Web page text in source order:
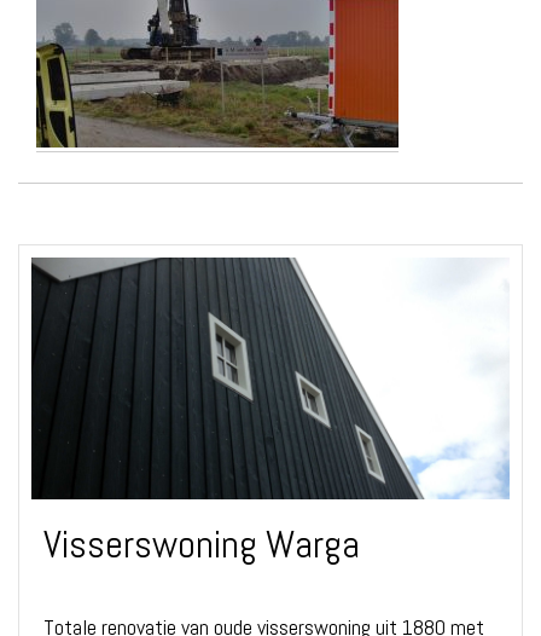
Visserswoning Warga
Totale renovatie van oude visserswoning uit 1880 met